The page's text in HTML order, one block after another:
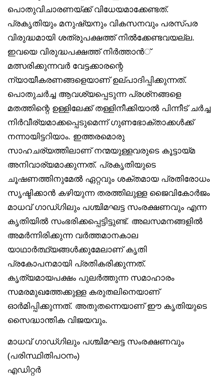
പൊതുവിചാരണയ്ക്ക് വിധേയമാക്കേണ്ടത്.
പ്രകൃതിയും മനുഷ്യനും വികസനവും പരസ്പര
വിരുദ്ധമായി ശത്രുപക്ഷത്ത് നില്‍ക്കേണ്ടവയല്ല.
ഇവയെ വിരുദ്ധപക്ഷത്ത് നിര്‍ത്താന്‍്
മത്സരിക്കുന്നവര്‍ വേട്ടക്കാരന്റെ
ന്യായീകരണങ്ങളെയാണ് ഉല്പാദിപ്പിക്കുന്നത്.
പൊതുചര്‍ച്ച ആവശ്യപ്പെടുന്ന പ്രശ്‌നങ്ങളെ
മതത്തിന്റെ ഉള്ളിലേക്ക് തള്ളിനീക്കിയാല്‍ പിന്നീട് ചര്‍ച്ച
നിര്‍വീര്യമാക്കപ്പെടുമെന്ന് ഗുണഭോക്താക്കള്‍ക്ക്
നന്നായിട്ടറിയാം. ഇത്തരമൊരു
സാഹചര്യത്തിലാണ് നന്മയുള്ളവരുടെ കൂട്ടായ്മ
അനിവാര്യമാക്കുന്നത്. പ്രകൃതിയുടെ
ചൂഷണത്തിനുമേല്‍ ഏറ്റവും ശക്തമായ പ്രതിരോധം
സൃഷ്ടിക്കാന്‍ കഴിയുന്ന തരത്തിലുള്ള ജൈവികോര്‍ജം
മാധവ് ഗാഡ്ഗിലും പശ്ചിമഘട്ട സംരക്ഷണവും എന്ന
കൃതിയില്‍ സംഭരിക്കപ്പെട്ടിട്ടുണ്ട്. അലസമനങ്ങളില്‍
അമര്‍ന്നിരിക്കുന്ന വര്‍ത്തമാനകാല
യാഥാര്‍ത്ഥ്യങ്ങള്‍ക്കുമേലാണ് കൃതി
പ്രകോപനമായി പ്രതികരിക്കുന്നത്.
കൃത്യമായപക്ഷം പുലര്‍ത്തുന്ന സമാഹാരം
സമരമുഖത്തേക്കുള്ള കരുതലിനെയാണ്
ഓര്‍മിപ്പിക്കുന്നത്. അതുതന്നെയാണ് ഈ കൃതിയുടെ
സൈദ്ധാന്തിക വിജയവും.
മാധവ് ഗാഡ്ഗിലും പശ്ചിമഘട്ട സംരക്ഷണവും
(പരിസ്ഥിതിപഠനം)
എഡിറ്റര്‍